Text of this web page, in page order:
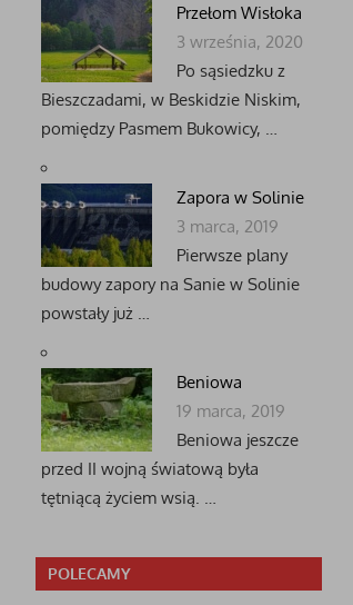
Przełom Wisłoka
3 września, 2020
Po sąsiedzku z
Bieszczadami, w Beskidzie Niskim,
pomiędzy Pasmem Bukowicy, …
Zapora w Solinie
3 marca, 2019
Pierwsze plany
budowy zapory na Sanie w Solinie
powstały już …
Beniowa
19 marca, 2019
Beniowa jeszcze
przed II wojną światową była
tętniącą życiem wsią. …
POLECAMY